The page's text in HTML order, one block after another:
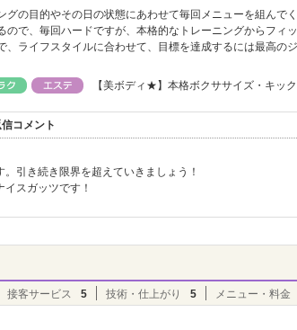
グの目的やその日の状態にあわせて毎回メニューを組んで
ので、毎回ハードですが、本格的なトレーニングからフィ
ライフスタイルに合わせて、目標を達成するには最高のジ
【美ボディ★】本格ボクササイズ・キッ
コメント
引き続き限界を超えていきましょう！
スガッツです！
接客サービス 5 技術・仕上がり 5 メニュー・料金